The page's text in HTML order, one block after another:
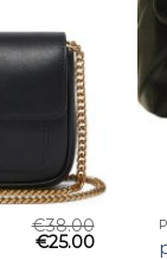
€38.00
€25.00